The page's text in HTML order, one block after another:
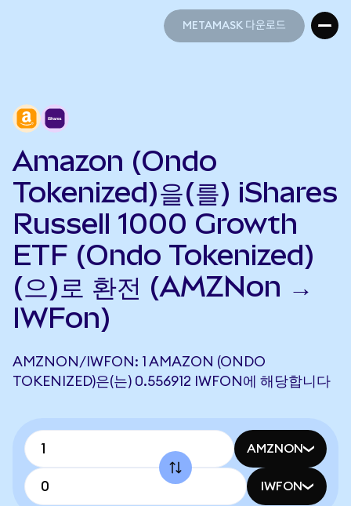
METAMASK 다운로드
Amazon (Ondo
Tokenized)을(를) iShares
Russell 1000 Growth
ETF (Ondo Tokenized)
(으)로 환전 (AMZNon →
IWFon)
AMZNON/IWFON: 1 AMAZON (ONDO
TOKENIZED)은(는) 0.556912 IWFON에 해당합니다
AMZNON
IWFON